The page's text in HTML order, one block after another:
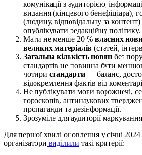
комунікації з аудиторією,
видання (кінцевого бенефіціара),
(людину, відповідальну за контент)
опублікувати редакційну політику.
Мати не менше 20 % власних
великих матеріалів (статей,
Загальна кількість новин без
стандартів не повинна бути
чотири стандарти — баланс,
відокремлення фактів від
Не публікувати мови ворожнечі,
гороскопів, антинаукових
пропаганди та дезінформації.
Зрозуміле для аудиторії
Для першої хвилі оновлення у січні
організатори виділили такі критерії: